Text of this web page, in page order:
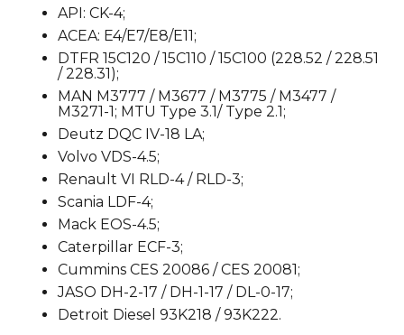
API: CK-4;
ACEA: E4/E7/E8/E11;
DTFR 15C120 / 15C110 / 15C100 (228.52 / 228.51
/ 228.31);
MAN M3777 / M3677 / M3775 / M3477 /
M3271-1; MTU Type 3.1/ Type 2.1;
Deutz DQC IV-18 LA;
Volvo VDS-4.5;
Renault VI RLD-4 / RLD-3;
Scania LDF-4;
Mack EOS-4.5;
Caterpillar ECF-3;
Cummins CES 20086 / CES 20081;
JASO DH-2-17 / DH-1-17 / DL-0-17;
Detroit Diesel 93K218 / 93K222.